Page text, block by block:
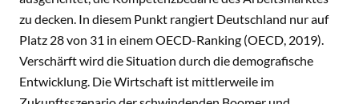
zu decken. In diesem Punkt rangiert Deutschland nur auf
Platz 28 von 31 in einem OECD-Ranking (OECD, 2019).
Verschärft wird die Situation durch die demografische
Entwicklung. Die Wirtschaft ist mittlerweile im